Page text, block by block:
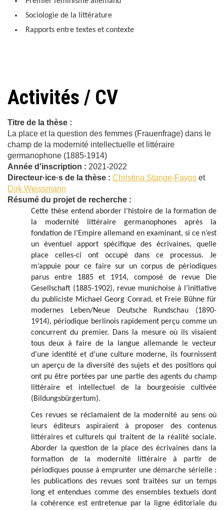
Sociologie de la littérature
Rapports entre textes et contexte
Activités / CV
Titre de la thèse :
La place et la question des femmes (Frauenfrage) dans le
champ de la modernité intellectuelle et littéraire
germanophone (1885-1914)
Année d'inscription : 2021-2022
Directeur·ice·s de la thèse : Christina Stange-Fayos et
Dirk Weissmann
Résumé du projet de recherche :
Cette thèse entend aborder l’histoire de la formation de
la modernité littéraire germanophones après la
fondation de l’Empire allemand en examinant, si ce n’est
un éventuel apport spécifique des écrivaines, quelle
place celles-ci ont occupé dans ce processus. Je
m’appuie pour ce faire sur un corpus de périodiques
parus entre 1885 et 1914, composé de revue Die
Gesellschaft (1885-1902), revue munichoise à l’initiative
du publiciste Michael Georg Conrad, et Freie Bühne für
modernes Leben/Neue Deutsche Rundschau (1890-
1914), périodique berlinois rapidement perçu comme un
concurrent du premier. Dans la mesure où ils visaient
tous deux à faire de la langue allemande le vecteur
d’une identité et d’une culture moderne, ils fournissent
un aperçu de la diversité des sujets et des positions qui
ont pu être portées par une partie des agents du champ
littéraire et intellectuel de la bourgeoisie cultivée
(Bildungsbürgertum).
Ces revues se réclamaient de la modernité au sens où
leurs éditeurs aspiraient à proposer des contenus
littéraires et culturels qui traitent de la réalité sociale.
Aborder la question de la place des écrivaines dans la
formation de la modernité littéraire à partir de
périodiques pousse à emprunter une démarche sérielle :
les publications des revues sont traitées sur un temps
long et entendues comme des ensembles textuels dont
la cohérence est entretenue par la ligne éditoriale du